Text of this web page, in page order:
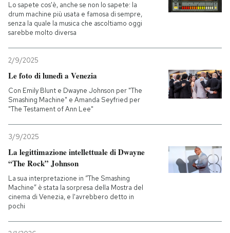
Lo sapete cos'è, anche se non lo sapete: la
drum machine più usata e famosa di sempre,
senza la quale la musica che ascoltiamo oggi
sarebbe molto diversa
2/9/2025
Le foto di lunedì a Venezia
Con Emily Blunt e Dwayne Johnson per "The
Smashing Machine" e Amanda Seyfried per
"The Testament of Ann Lee"
3/9/2025
La legittimazione intellettuale di Dwayne
“The Rock” Johnson
La sua interpretazione in “The Smashing
Machine” è stata la sorpresa della Mostra del
cinema di Venezia, e l'avrebbero detto in
pochi